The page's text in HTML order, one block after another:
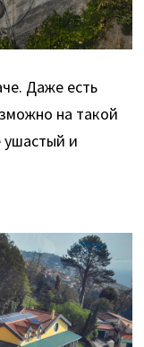
Даже есть
на такой
ушастый и